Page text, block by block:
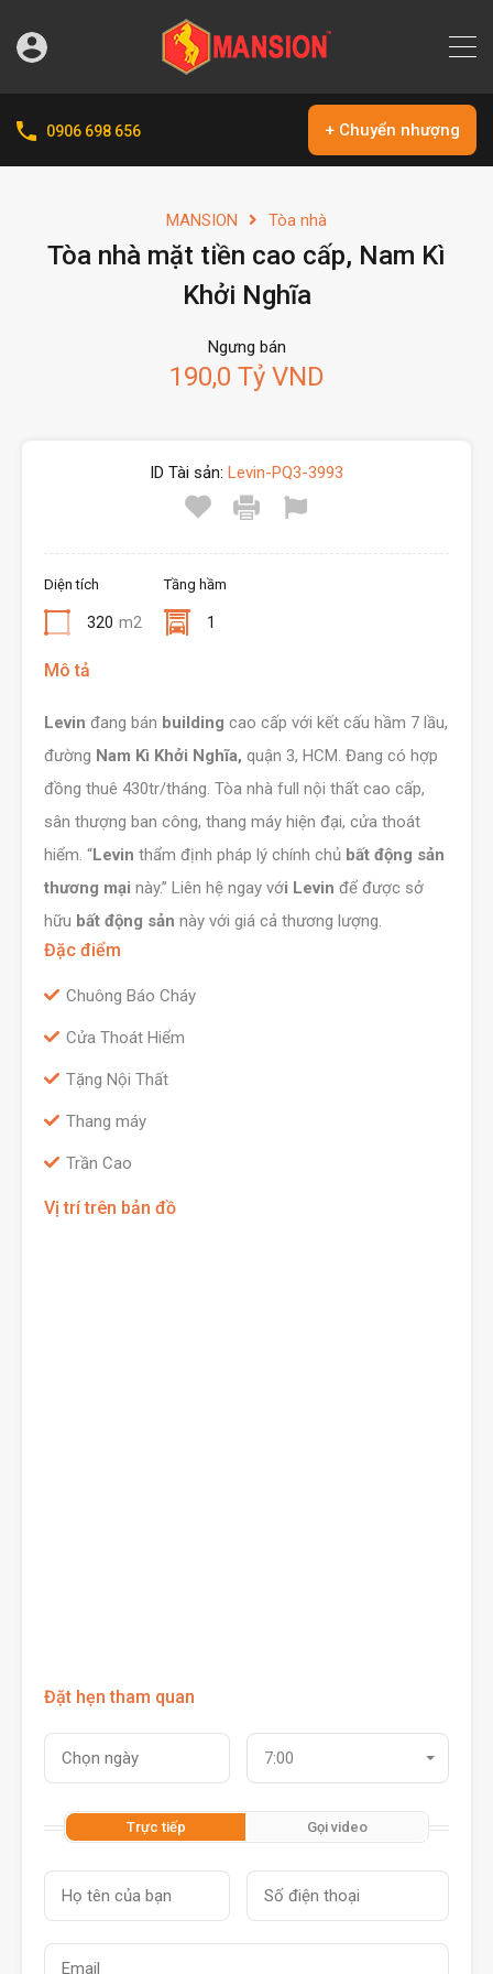
0906 698 656 + Chuyển nhượng
MANSION Tòa nhà
Tòa nhà mặt tiền cao cấp, Nam Kì
Khởi Nghĩa
Ngưng bán
190,0 Tỷ VND
ID Tài sản: Levin-PQ3-3993
Diện tích
320 m2
Tầng hầm
1
Mô tả
Levin đang bán building cao cấp với kết cấu hầm 7 lầu,
đường Nam Kì Khởi Nghĩa, quận 3, HCM. Đang có hợp
đồng thuê 430tr/tháng. Tòa nhà full nội thất cao cấp,
sân thượng ban công, thang máy hiện đại, cửa thoát
hiểm. “Levin thẩm định pháp lý chính chủ bất động sản
thương mại này.” Liên hệ ngay với Levin để được sở
hữu bất động sản này với giá cả thương lượng.
Đặc điểm
Chuông Báo Cháy
Cửa Thoát Hiểm
Tặng Nội Thất
Thang máy
Trần Cao
Vị trí trên bản đồ
Đặt hẹn tham quan
7:00
Trực tiếp Gọi video